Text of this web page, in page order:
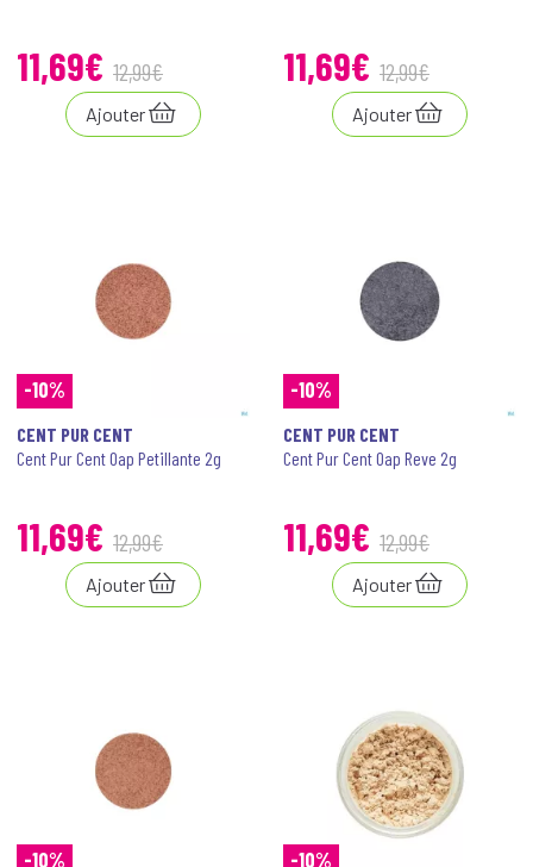
11,69€ 12,99€
Ajouter
11,69€ 12,99€
Ajouter
-10%
CENT PUR CENT
Cent Pur Cent Oap Petillante 2g
11,69€ 12,99€
Ajouter
-10%
CENT PUR CENT
Cent Pur Cent Oap Reve 2g
11,69€ 12,99€
Ajouter
-10% -10%